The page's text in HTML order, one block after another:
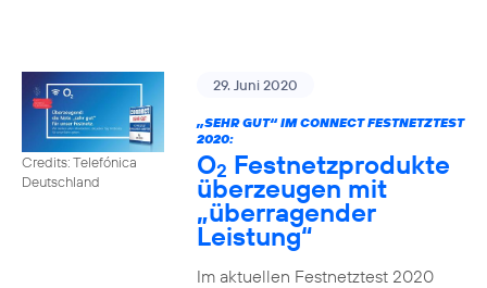
Credits: Telefónica
Deutschland
29. Juni 2020
„SEHR GUT“ IM CONNECT FESTNETZTEST
2020:
O2 Festnetzprodukte
überzeugen mit
„überragender
Leistung“
Im aktuellen Festnetztest 2020